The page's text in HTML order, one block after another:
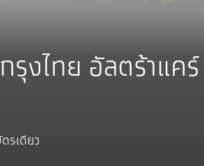
รุงไทย อัลตร้าแคร์
เดียว